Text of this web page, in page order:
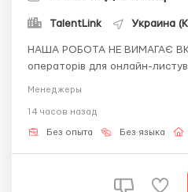
TalentLink Украина
НАША РОБОТА НЕ ВИМАГАЄ
операторів для онлайн-
співробітників для
ми пропонуємо: - Зручний графік (зміни на вибір); -
Робота з дому; - Безкоштов...
Менеджеры
14 часов назад
Без опыта Без языка